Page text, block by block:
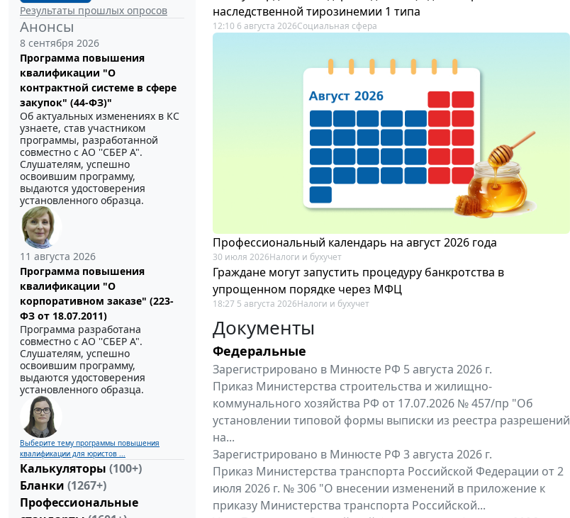
Результаты прошлых опросов
Анонсы
8 сентября 2026
Программа повышения
квалификации "О
контрактной системе в сфере
закупок" (44-ФЗ)"
Об актуальных изменениях в КС
узнаете, став участником
программы, разработанной
совместно с АО ''СБЕР А".
Слушателям, успешно
освоившим программу,
выдаются удостоверения
установленного образца.
11 августа 2026
Программа повышения
квалификации "О
корпоративном заказе" (223-
ФЗ от 18.07.2011)
Программа разработана
совместно с АО ''СБЕР А".
Слушателям, успешно
освоившим программу,
выдаются удостоверения
установленного образца.
Выберите тему программы повышения
квалификации для юристов ...
Калькуляторы (100+)
Бланки (1267+)
Профессиональные
наследственной тирозинемии 1 типа
12:10 6 августа 2026Социальная сфера
Профессиональный календарь на август 2026 года
30 июля 2026Налоги и бухучет
Граждане могут запустить процедуру банкротства в
упрощенном порядке через МФЦ
18:27 5 августа 2026Налоги и бухучет
Документы
Федеральные
Зарегистрировано в Минюсте РФ 5 августа 2026 г.
Приказ Министерства строительства и жилищно-
коммунального хозяйства РФ от 17.07.2026 № 457/пр "Об
установлении типовой формы выписки из реестра разрешений
на...
Зарегистрировано в Минюсте РФ 3 августа 2026 г.
Приказ Министерства транспорта Российской Федерации от 2
июля 2026 г. № 306 "О внесении изменений в приложение к
приказу Министерства транспорта Российской...